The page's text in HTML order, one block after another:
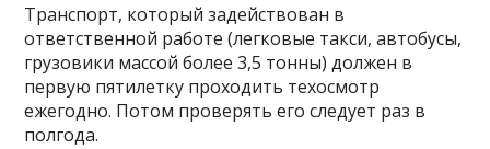
Транспорт, который задействован в
ответственной работе (легковые такси, автобусы,
грузовики массой более 3,5 тонны) должен в
первую пятилетку проходить техосмотр
ежегодно. Потом проверять его следует раз в
полгода.